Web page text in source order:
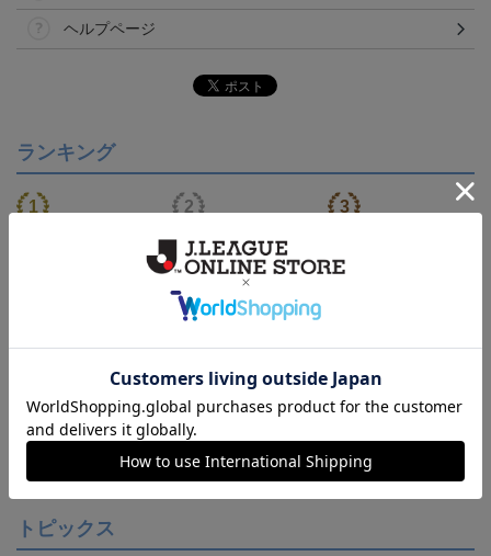
ヘルプページ
ランキング
【S～4XL】2026/27ユニ
フォーム オーセンティッ
クモデル:FP1st
21,450円～25,950円
ジュビロ磐田 チルタリ
ス タオルマフラー
2,500円
ジュビロ磐田 ピカチュ
2,500円
トピックス